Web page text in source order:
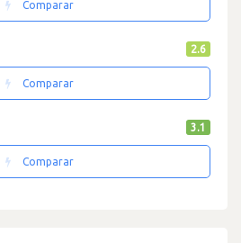
Comparar
2.6
Comparar
3.1
Comparar